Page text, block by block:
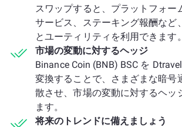
スワップすると、プラットフォー
サービス、ステーキング報酬など
とユーティリティを利用できます。
市場の変動に対するヘッジ
Binance Coin (BNB) BSC を
変換することで、さまざまな暗号
散させ、市場の変動に対するヘッ
ます。
将来のトレンドに備えましょう